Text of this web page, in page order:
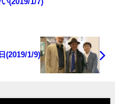
(2019/1/9)